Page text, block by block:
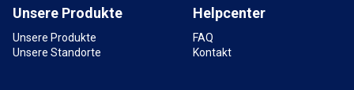
Unsere Produkte
Unsere Produkte
Unsere Standorte
Helpcenter
FAQ
Kontakt